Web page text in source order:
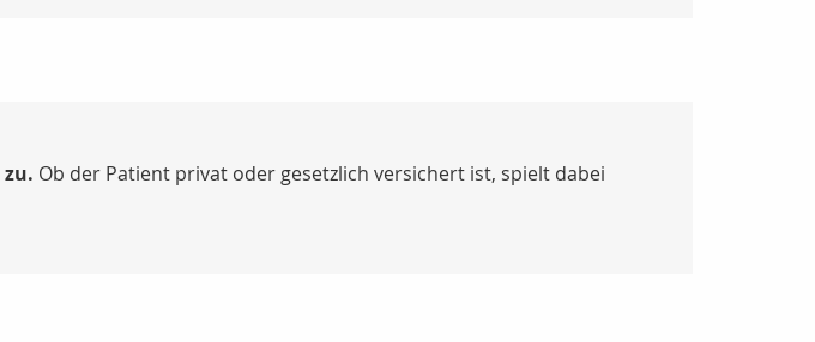
zu. Ob der Patient privat oder gesetzlich versichert ist, spielt dabei